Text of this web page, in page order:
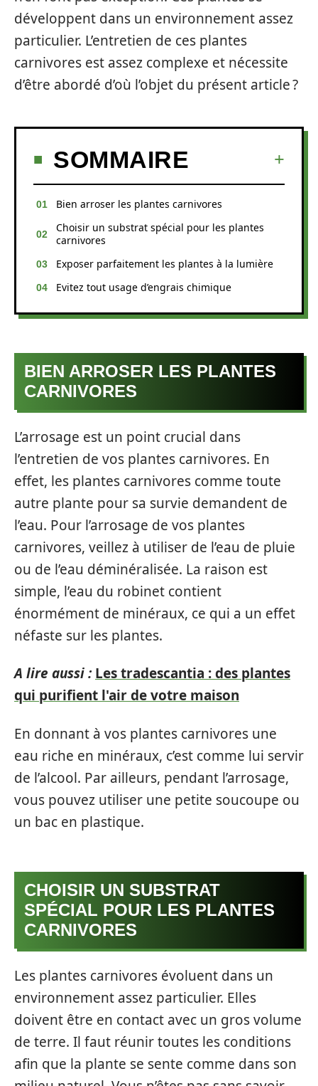
développent dans un environnement assez
particulier. L’entretien de ces plantes
carnivores est assez complexe et nécessite
d’être abordé d’où l’objet du présent article ?
SOMMAIRE
Bien arroser les plantes carnivores
Choisir un substrat spécial pour les plantes
carnivores
Exposer parfaitement les plantes à la lumière
Evitez tout usage d’engrais chimique
BIEN ARROSER LES PLANTES
CARNIVORES
L’arrosage est un point crucial dans
l’entretien de vos plantes carnivores. En
effet, les plantes carnivores comme toute
autre plante pour sa survie demandent de
l’eau. Pour l’arrosage de vos plantes
carnivores, veillez à utiliser de l’eau de pluie
ou de l’eau déminéralisée. La raison est
simple, l’eau du robinet contient
énormément de minéraux, ce qui a un effet
néfaste sur les plantes.
A lire aussi : Les tradescantia : des plantes
qui purifient l'air de votre maison
En donnant à vos plantes carnivores une
eau riche en minéraux, c’est comme lui servir
de l’alcool. Par ailleurs, pendant l’arrosage,
vous pouvez utiliser une petite soucoupe ou
un bac en plastique.
CHOISIR UN SUBSTRAT
SPÉCIAL POUR LES PLANTES
CARNIVORES
Les plantes carnivores évoluent dans un
environnement assez particulier. Elles
doivent être en contact avec un gros volume
de terre. Il faut réunir toutes les conditions
afin que la plante se sente comme dans son